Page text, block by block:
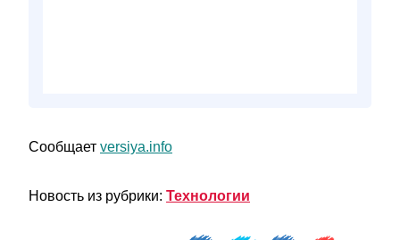
Сообщает versiya.info
Новость из рубрики: Технологии